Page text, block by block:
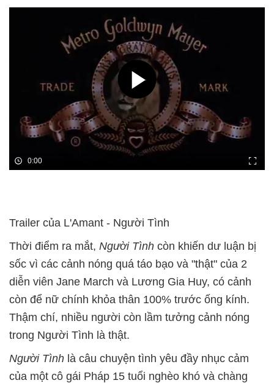
0:00
Trailer của L'Amant - Người Tình
Thời điểm ra mắt, Người Tình còn khiến dư luận bị
sốc vì các cảnh nóng quá táo bạo và "thật" của 2
diễn viên Jane March và Lương Gia Huy, có cảnh
còn để nữ chính khỏa thân 100% trước ống kính.
Thậm chí, nhiều người còn lầm tưởng cảnh nóng
trong Người Tình là thật.
Người Tình là câu chuyện tình yêu đầy nhục cảm
của một cô gái Pháp 15 tuổi nghèo khó và chàng